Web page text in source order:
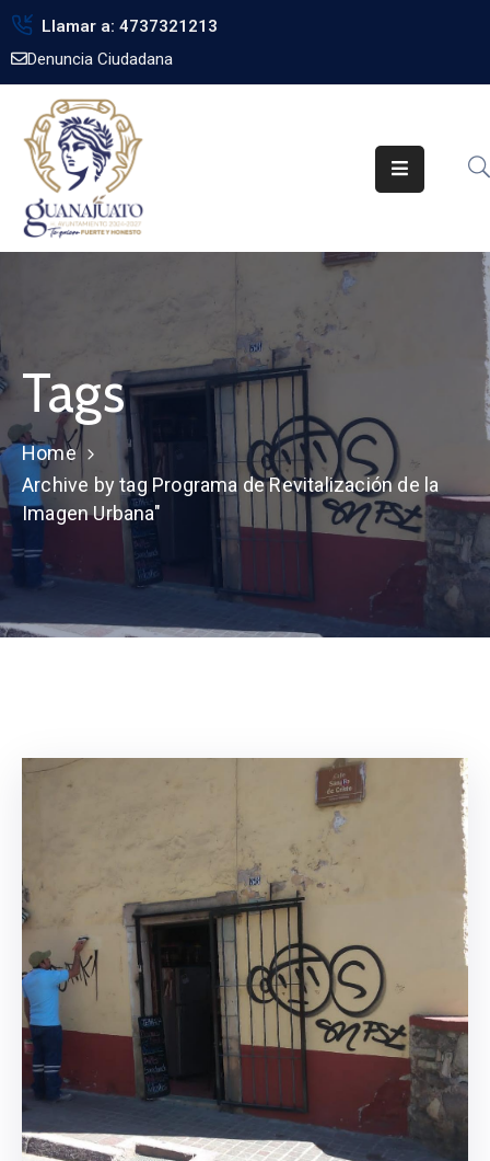
Llamar a: 4737321213
Denuncia Ciudadana
Inicio
Gobierno
Trámites
Noticias
Pública
Biblioteca
Tags
Home
Archive by tag Programa de Revitalización de la
Imagen Urbana"